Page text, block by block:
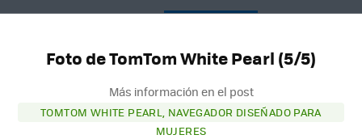
Foto de TomTom White Pearl (5/5)
Más información en el post
TOMTOM WHITE PEARL, NAVEGADOR DISEÑADO PARA
MUJERES